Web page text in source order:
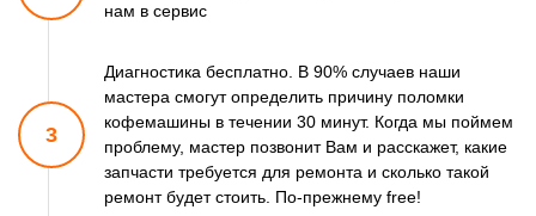
нам в сервис
3
Диагностика бесплатно. В 90% случаев наши
мастера смогутопределить причину поломки
кофемашины в течении 30 минут. Когда мы поймем
проблему, мастер позвонит Вам и расскажет, какие
запчасти требуется для ремонта и сколько такой
ремонтбудет стоить. По-прежнему free!